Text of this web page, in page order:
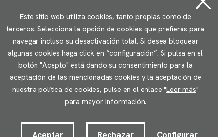
Udako ordutegia
Astelehenetik ostegunera
9.00 - 15.00
Ostirala
9:00 - 14:00
Lege oharrak Pribatutasun politika
Cookieen erabilera
Irisgarritasun
Este sitio web utiliza cookies, tanto propias como de
terceros. Selecciona la opción de cookies que prefieras para
navegar incluso su desactivación total. Si desea bloquear
algunas cookies haga click en “configuración”. Si pulsa en el
botón "Acepto" está dando su consentimiento para la
aceptación de las mencionadas cookies y la aceptación de
nuestra política de cookies, pulse en el enlace "Leer más"
para mayor información.
Aceptar Rechazar Configurar